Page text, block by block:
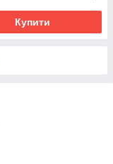
Купити